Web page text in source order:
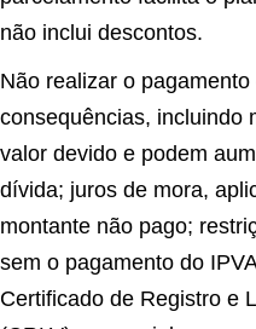
não inclui descontos.
Não realizar o
consequências, incluindo
valor devido e podem
dívida; juros de mora,
montante não pago;
sem o pagamento do
Certificado de Registro e